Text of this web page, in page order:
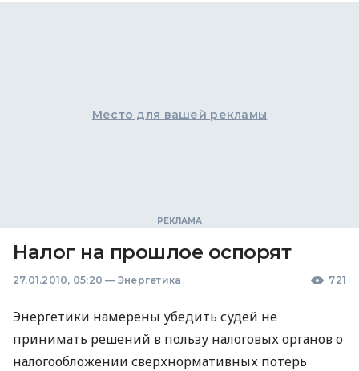
Место для вашей рекламы
Налог на прошлое оспорят
27.01.2010, 05:20 — Энергетика 721
Энергетики намерены убедить судей не
принимать решений в пользу налоговых органов о
налогообложении сверхнормативных потерь